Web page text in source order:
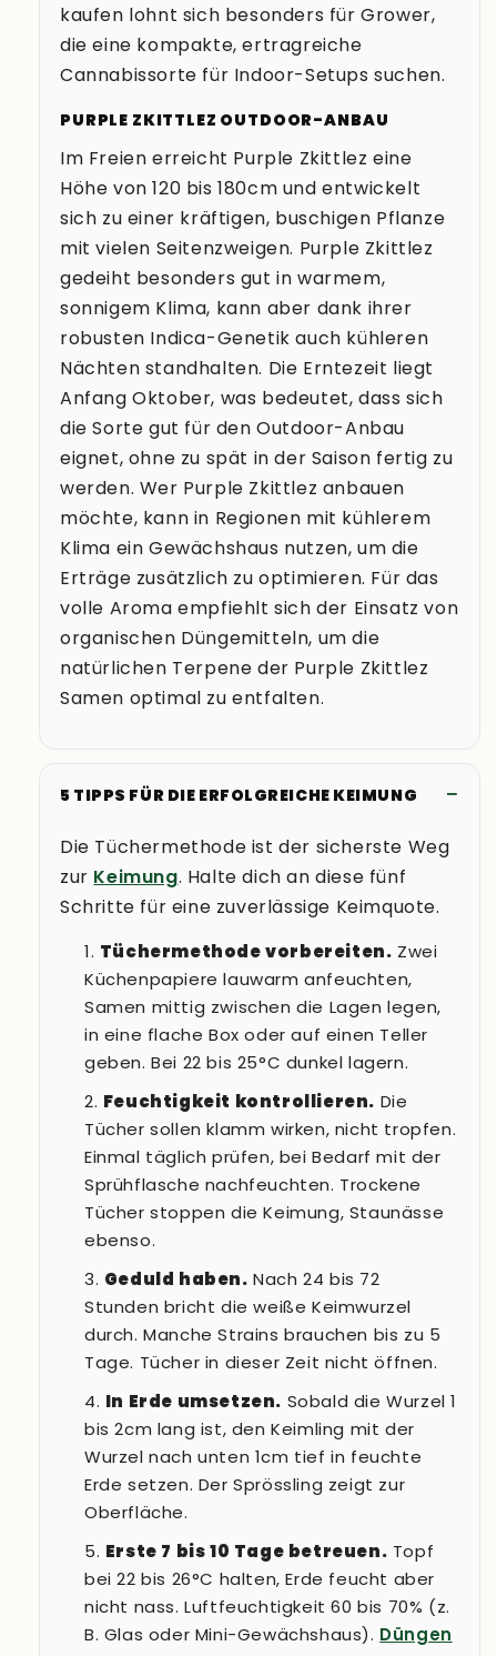
kaufen lohnt sich besonders für Grower,
die eine kompakte, ertragreiche
Cannabissorte für Indoor-Setups suchen.
PURPLE ZKITTLEZ OUTDOOR-ANBAU
Im Freien erreicht Purple Zkittlez eine
Höhe von 120 bis 180cm und entwickelt
sich zu einer kräftigen, buschigen Pflanze
mit vielen Seitenzweigen. Purple Zkittlez
gedeiht besonders gut in warmem,
sonnigem Klima, kann aber dank ihrer
robusten Indica-Genetik auch kühleren
Nächten standhalten. Die Erntezeit liegt
Anfang Oktober, was bedeutet, dass sich
die Sorte gut für den Outdoor-Anbau
eignet, ohne zu spät in der Saison fertig zu
werden. Wer Purple Zkittlez anbauen
möchte, kann in Regionen mit kühlerem
Klima ein Gewächshaus nutzen, um die
Erträge zusätzlich zu optimieren. Für das
volle Aroma empfiehlt sich der Einsatz von
organischen Düngemitteln, um die
natürlichen Terpene der Purple Zkittlez
Samen optimal zu entfalten.
5 TIPPS FÜR DIE ERFOLGREICHE KEIMUNG
Die Tüchermethode ist der sicherste Weg
zur Keimung. Halte dich an diese fünf
Schritte für eine zuverlässige Keimquote.
Tüchermethode vorbereiten. Zwei
Küchenpapiere lauwarm anfeuchten,
Samen mittig zwischen die Lagen legen,
in eine flache Box oder auf einen Teller
geben. Bei 22 bis 25°C dunkel lagern.
Feuchtigkeit kontrollieren. Die
Tücher sollen klamm wirken, nicht tropfen.
Einmal täglich prüfen, bei Bedarf mit der
Sprühflasche nachfeuchten. Trockene
Tücher stoppen die Keimung, Staunässe
ebenso.
Geduld haben. Nach 24 bis 72
Stunden bricht die weiße Keimwurzel
durch. Manche Strains brauchen bis zu 5
Tage. Tücher in dieser Zeit nicht öffnen.
In Erde umsetzen. Sobald die Wurzel 1
bis 2cm lang ist, den Keimling mit der
Wurzel nach unten 1cm tief in feuchte
Erde setzen. Der Sprössling zeigt zur
Oberfläche.
Erste 7 bis 10 Tage betreuen. Topf
bei 22 bis 26°C halten, Erde feucht aber
nicht nass. Luftfeuchtigkeit 60 bis 70% (z.
B. Glas oder Mini-Gewächshaus). Düngen
10% Rabatt 5€ Gutschein
15% Rabatt
10€ Gutschein
20% Rabatt
15€ Gutschein
SEED SUPPLIER
FAMILIE UND
GEWINNE
TOLLE
PREISE
Ja, ich bin einverstanden, dass meine
Updates und spannende News per
Newsletter zu erhalten!